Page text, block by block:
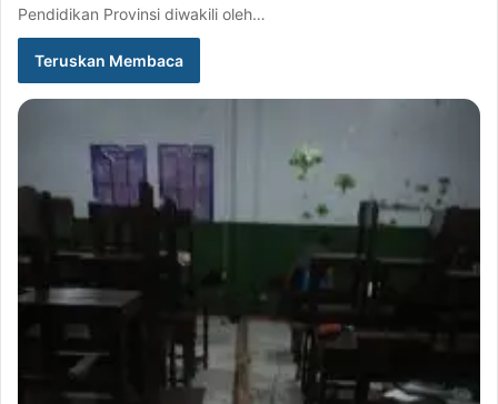
Pendidikan Provinsi diwakili oleh…
Teruskan Membaca